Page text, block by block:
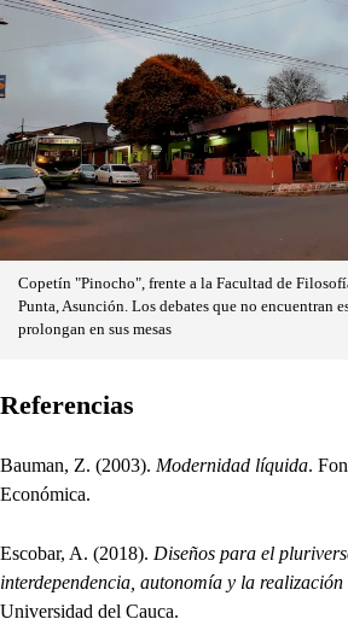
Copetín "Pinocho", frente a la Facultad de
Punta, Asunción. Los debates que no encuentran
prolongan en sus mesas
Referencias
Bauman, Z. (2003). Modernidad líquida.
Económica.
Escobar, A. (2018). Diseños para el
interdependencia, autonomía y la realización
Universidad del Cauca.